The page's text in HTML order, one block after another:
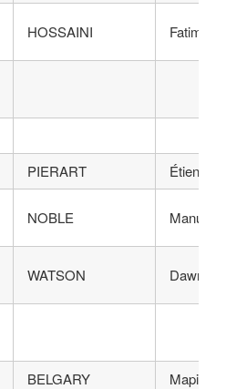
HOSSAINI Fatimah
PIERART
Étienne
NOBLE Manuela
WATSON Dawn
BELGARY
Mapie